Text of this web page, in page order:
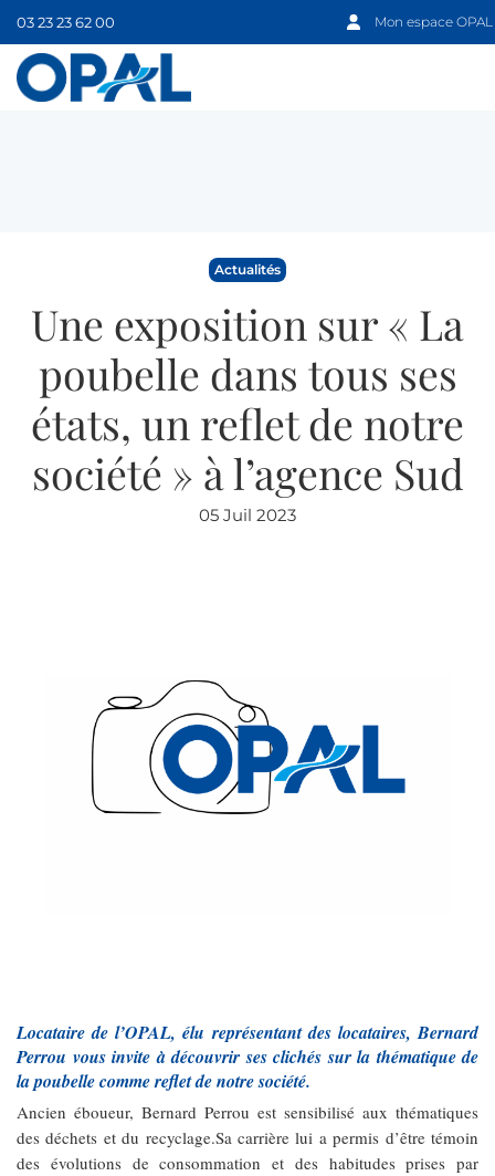
03 23 23 62 00 Mon espace OPAL
Actualités
Une exposition sur « La
poubelle dans tous ses
états, un reflet de notre
société » à l’agence Sud
05 Juil 2023
Locataire de l’OPAL, élu représentant des locataires, Bernard
Perrou vous invite à découvrir ses clichés sur la thématique de
la poubelle comme reflet de notre société.
Ancien éboueur, Bernard Perrou est sensibilisé aux thématiques
des déchets et du recyclage.Sa carrière lui a permis d’être témoin
des évolutions de consommation et des habitudes prises par